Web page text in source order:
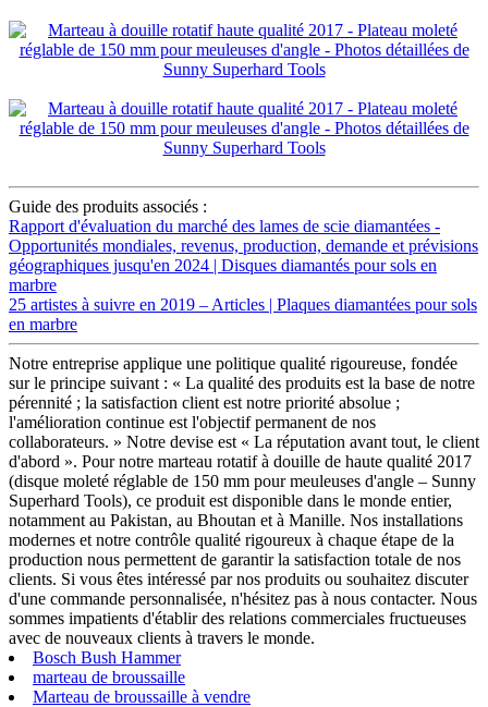
Guide des produits associés :
Rapport d'évaluation du marché des lames de scie diamantées -
Opportunités mondiales, revenus, production, demande et prévisions
géographiques jusqu'en 2024 | Disques diamantés pour sols en
marbre
25 artistes à suivre en 2019 – Articles | Plaques diamantées pour sols
en marbre
Notre entreprise applique une politique qualité rigoureuse, fondée
sur le principe suivant : « La qualité des produits est la base de notre
pérennité ; la satisfaction client est notre priorité absolue ;
l'amélioration continue est l'objectif permanent de nos
collaborateurs. » Notre devise est « La réputation avant tout, le client
d'abord ». Pour notre marteau rotatif à douille de haute qualité 2017
(disque moleté réglable de 150 mm pour meuleuses d'angle – Sunny
Superhard Tools), ce produit est disponible dans le monde entier,
notamment au Pakistan, au Bhoutan et à Manille. Nos installations
modernes et notre contrôle qualité rigoureux à chaque étape de la
production nous permettent de garantir la satisfaction totale de nos
clients. Si vous êtes intéressé par nos produits ou souhaitez discuter
d'une commande personnalisée, n'hésitez pas à nous contacter. Nous
sommes impatients d'établir des relations commerciales fructueuses
avec de nouveaux clients à travers le monde.
Bosch Bush Hammer
marteau de broussaille
Marteau de broussaille à vendre